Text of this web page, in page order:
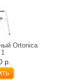
Ortonica
р.